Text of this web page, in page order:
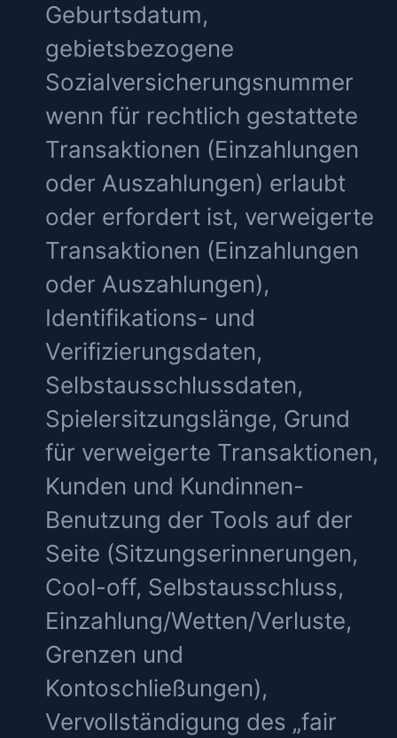
Geburtsdatum,
gebietsbezogene
Sozialversicherungsnummer
wenn für rechtlich gestattete
Transaktionen (Einzahlungen
oder Auszahlungen) erlaubt
oder erfordert ist, verweigerte
Transaktionen (Einzahlungen
oder Auszahlungen),
Identifikations- und
Verifizierungsdaten,
Selbstausschlussdaten,
Spielersitzungslänge, Grund
für verweigerte Transaktionen,
Kunden und Kundinnen-
Benutzung der Tools auf der
Seite (Sitzungserinnerungen,
Cool-off, Selbstausschluss,
Einzahlung/Wetten/Verluste,
Grenzen und
Kontoschließungen),
Vervollständigung des „fair